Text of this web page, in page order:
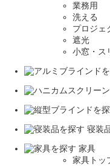
業務用
洗える
プロジェ
遮光
小窓・ス
寝装
家具
家具トッ